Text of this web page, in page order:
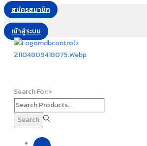
สมัครสมาชิก
เข้าสู่ระบบ
Search For:>
Search